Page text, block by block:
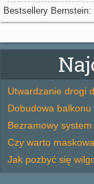
spa
Bestsellery
Utwardzanie drogi
Dobudowa balkonu
Bezramowy
Czy warto
Jak pozbyć się